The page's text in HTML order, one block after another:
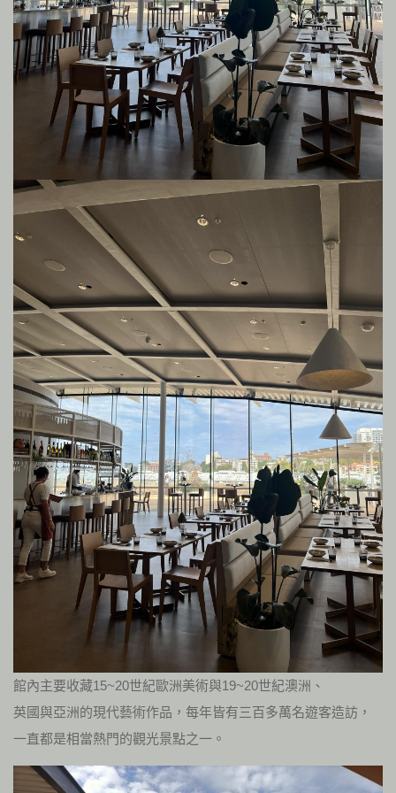
館內主要收藏15~20世紀歐洲美術與19~20世紀澳洲、
英國與亞洲的現代藝術作品，每年皆有三百多萬名遊客造訪，
一直都是相當熱門的觀光景點之一。